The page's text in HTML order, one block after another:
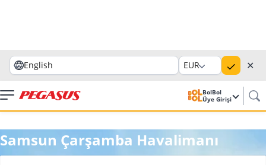
English EUR ✕
BolBol
Üye Girişi
Samsun Çarşamba Havalimanı